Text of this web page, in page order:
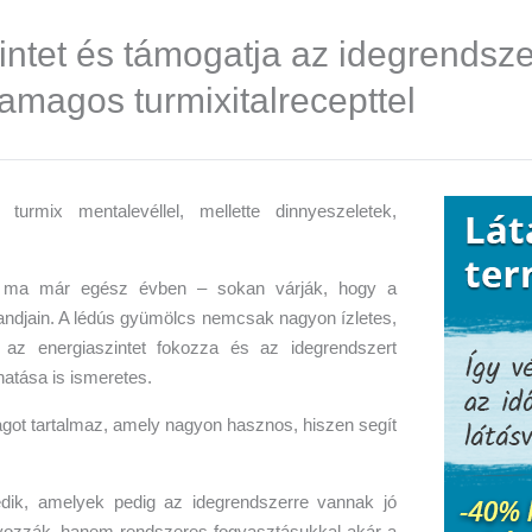
és támogatja az
turmixitalrecepttel
már egész évben – sokan várják, hogy a
A lédús gyümölcs nemcsak nagyon ízletes,
energiaszintet fokozza és az idegrendszert
is ismeretes.
tartalmaz, amely nagyon hasznos, hiszen segít
amelyek pedig az idegrendszerre vannak jó